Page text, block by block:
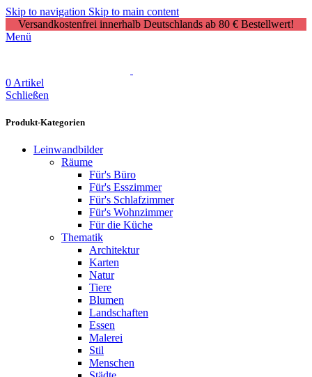
Skip to navigation Skip to main content
Versandkostenfrei innerhalb Deutschlands ab 80 € Bestellwert!
Menü
0 Artikel
Schließen
Produkt-Kategorien
Leinwandbilder
Räume
Für's Büro
Für's Esszimmer
Für's Schlafzimmer
Für's Wohnzimmer
Für die Küche
Thematik
Architektur
Karten
Natur
Tiere
Blumen
Landschaften
Essen
Malerei
Stil
Menschen